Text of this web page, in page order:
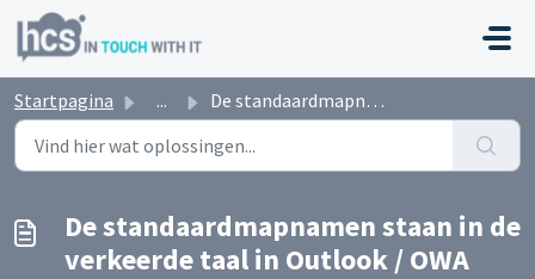
Doorgaan naar hoofdinhoud
Startpagina ... De standaardmapnamen staan in de verkeerde taal in Outloo...
De standaardmapnamen staan in de
verkeerde taal in Outlook / OWA